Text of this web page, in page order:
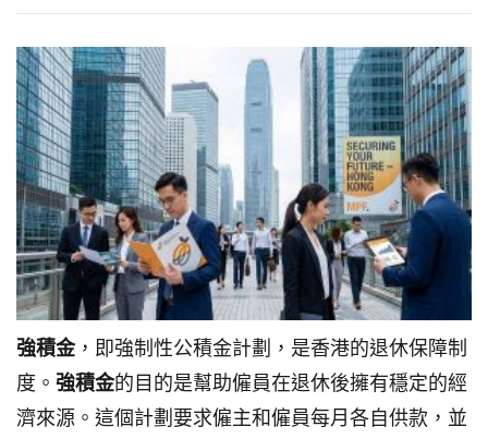
強積金，即強制性公積金計劃，是香港的退休保障制
度。 強積金的目的是幫助僱員在退休後擁有穩定的經
濟來源。這個計劃要求僱主和僱員每月各自供款，並